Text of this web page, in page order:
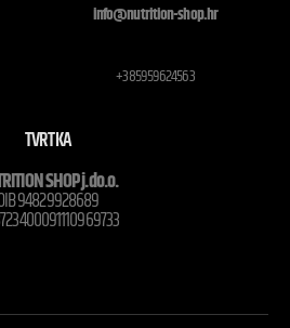
info@nutrition-shop.hr
+385959624563
TVRTKA
SHOP j.do.o.
94829928689